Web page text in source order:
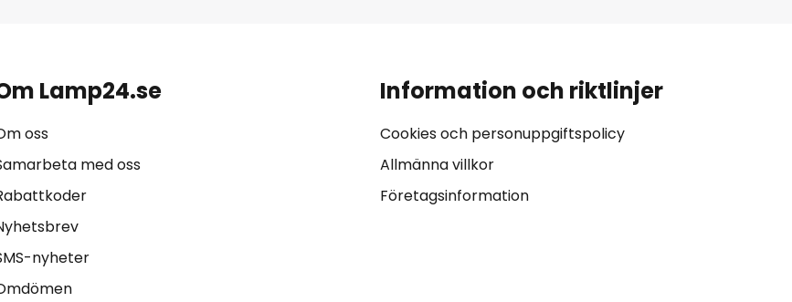
Lamp24.se
oss
med oss
nyheter
Information och riktlinjer
Cookies och personuppgiftspolicy
Allmänna villkor
Företagsinformation